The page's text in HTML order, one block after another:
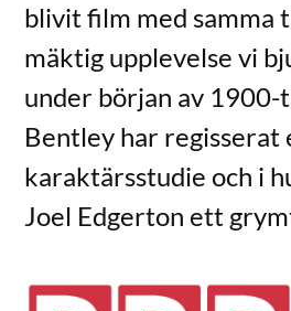
blivit film med samma
mäktig upplevelse vi
under början av
Bentley har regisserat
karaktärsstudie och i
Joel Edgerton ett